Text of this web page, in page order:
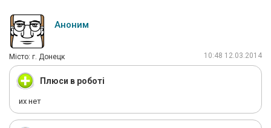
не ценят,их боятся и по первой возможности сливают.
Люди,в этой компании нужно работать. Заёбов хватает,но
если пришел работать,то 10000 заработать можно легко!!!!
Желаю всем удачи.Хороший ТМ -хорошо,но главное чтобы
был путёвый SV!!!!!!!!!
Аноним
Мiсто: г. Донецк 10:48 12.03.2014
Плюси в роботі
их нет